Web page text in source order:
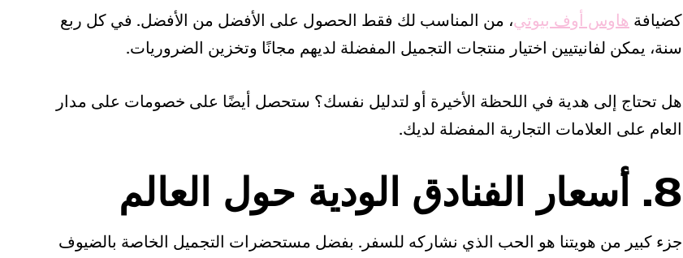
كضيافة هاوس أوف بيوتي، من المناسب لك فقط الحصول على الأفضل من الأفضل. في كل ربع
سنة، يمكن لفانيتيين اختيار منتجات التجميل المفضلة لديهم مجانًا وتخزين الضروريات.
هل تحتاج إلى هدية في اللحظة الأخيرة أو لتدليل نفسك؟ ستحصل أيضًا على خصومات على مدار
العام على العلامات التجارية المفضلة لديك.
8. أسعار الفنادق الودية حول العالم
جزء كبير من هويتنا هو الحب الذي نشاركه للسفر. بفضل مستحضرات التجميل الخاصة بالضيوف